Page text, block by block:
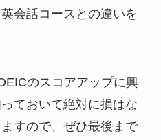
会話コースとの違いを
のスコアアップに興
ておいて絶対に損はな
すので、ぜひ最後まで